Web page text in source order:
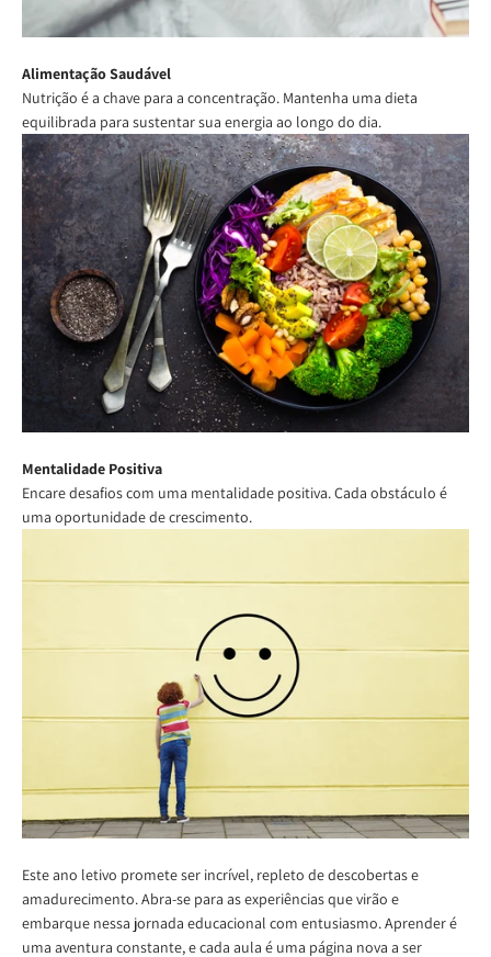
Alimentação Saudável
Nutrição é a chave para a concentração. Mantenha uma dieta
equilibrada para sustentar sua energia ao longo do dia.
Mentalidade Positiva
Encare desafios com uma mentalidade positiva. Cada obstáculo é
uma oportunidade de crescimento.
Este ano letivo promete ser incrível, repleto de descobertas e
amadurecimento. Abra-se para as experiências que virão e
embarque nessa jornada educacional com entusiasmo. Aprender é
uma aventura constante, e cada aula é uma página nova a ser